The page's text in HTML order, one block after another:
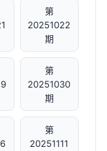
第
20251022
期
第
20251030
期
第
20251111